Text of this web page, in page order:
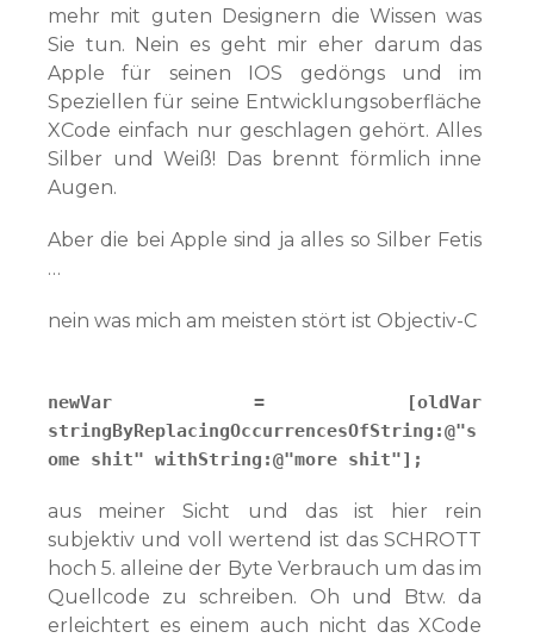
mehr mit guten Designern die Wissen was
Sie tun. Nein es geht mir eher darum das
Apple für seinen IOS gedöngs und im
Speziellen für seine Entwicklungsoberfläche
XCode einfach nur geschlagen gehört. Alles
Silber und Weiß! Das brennt förmlich inne
Augen.
Aber die bei Apple sind ja alles so Silber Fetis
…
nein was mich am meisten stört ist Objectiv-C
newVar = [oldVar
stringByReplacingOccurrencesOfString:@"s
ome shit" withString:@"more shit"];
aus meiner Sicht und das ist hier rein
subjektiv und voll wertend ist das SCHROTT
hoch 5. alleine der Byte Verbrauch um das im
Quellcode zu schreiben. Oh und Btw. da
erleichtert es einem auch nicht das XCode